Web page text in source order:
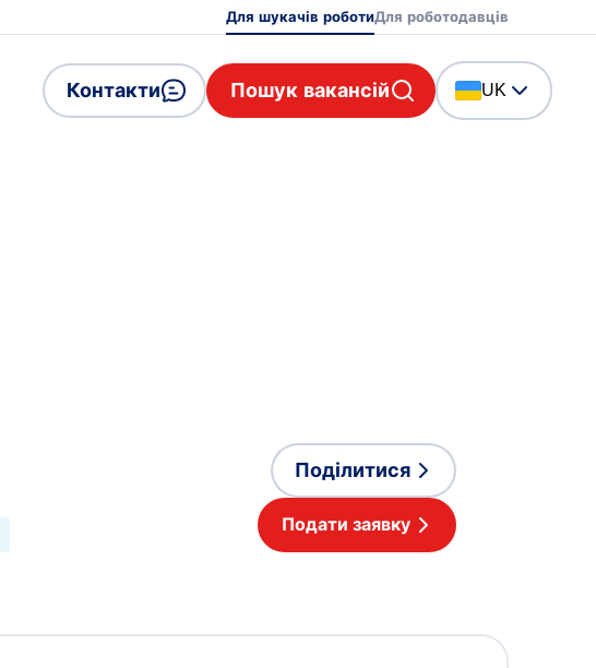
Для шукачів роботиДля роботодавців
Контакти Пошук вакансій UK
Поділитися
Подати заявку